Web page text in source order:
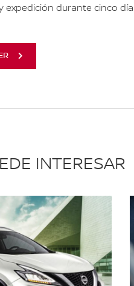
expedición durante cinco
INTERESAR